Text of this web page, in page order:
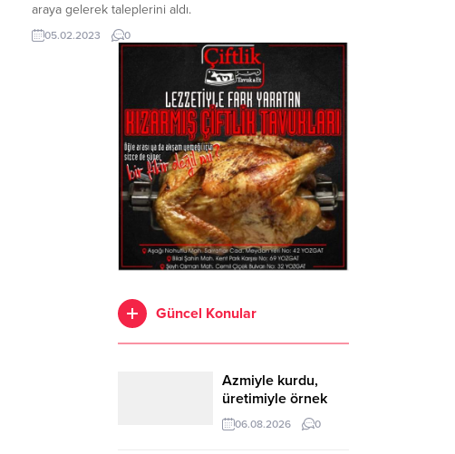
araya gelerek taleplerini aldı.
05.02.2023 0
Güncel Konular
Azmiyle kurdu,
üretimiyle örnek
oldu06.08.2026 0